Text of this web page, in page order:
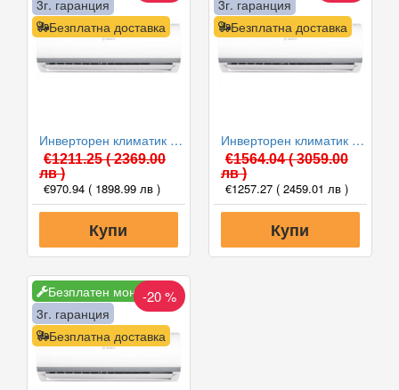
Безплатна доставка
3г. гаранция
Инверторен климатик Bosch CL2000U W 53 E/CL2000 53 E Climate 2000, 18000 BTU, Клас A++
€1211.25( 2369.00
лв )
€970.94 ( 1898.99 лв )
Купи
Безплатна доставка
3г. гаранция
Инверторен климатик Bosch CL2000U W 70 E/CL2000 70 E Climate 2000, 24000 BTU, Клас A++
€1564.04( 3059.00
лв )
€1257.27 ( 2459.01 лв )
Купи
Безплатен монтаж
Безплатна доставка
3г. гаранция
-20 %